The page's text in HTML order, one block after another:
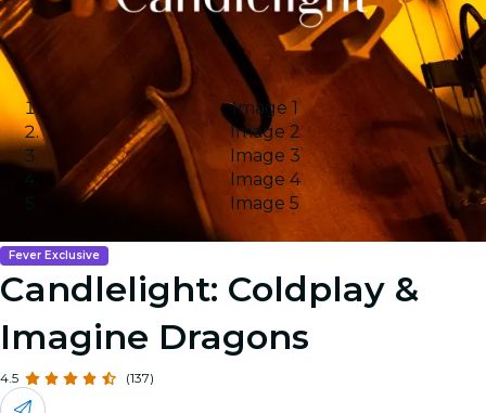
Image 1
Image 2
Image 3
Image 4
Image 5
Fever Exclusive
Candlelight: Coldplay &
Imagine Dragons
4.5 (137)